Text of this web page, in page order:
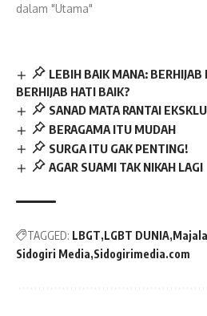
dalam "Utama"
LEBIH BAIK MANA: BERHIJAB
BERHIJAB HATI BAIK?
SANAD MATA RANTAI
BERAGAMA ITU MUDAH
SURGA ITU GAK PENTING!
AGAR SUAMI TAK NIKAH LAGI
TAGGED: LBGT LGBT DUNIA
Sidogiri Media Sidogirimedia.com